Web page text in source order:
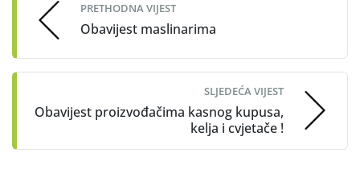
PRETHODNA VIJEST
Obavijest maslinarima
SLJEDEĆA VIJEST
Obavijest proizvođačima kasnog kupusa,
kelja i cvjetače !